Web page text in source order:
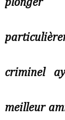
criminel
meilleur